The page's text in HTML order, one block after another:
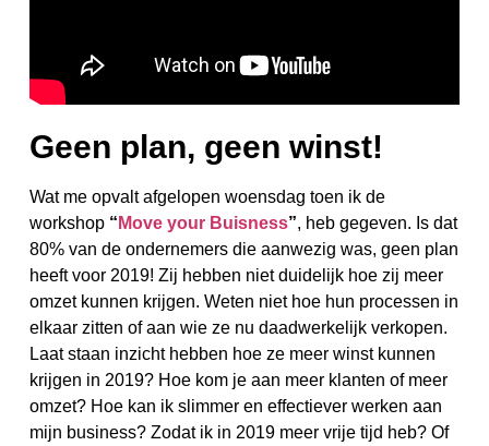
Geen plan, geen winst!
Wat me opvalt afgelopen woensdag toen ik de
workshop “ Move your Buisness”, heb gegeven. Is dat
80% van de ondernemers die aanwezig was, geen plan
heeft voor 2019! Zij hebben niet duidelijk hoe zij meer
omzet kunnen krijgen. Weten niet hoe hun processen in
elkaar zitten of aan wie ze nu daadwerkelijk verkopen.
Laat staan inzicht hebben hoe ze meer winst kunnen
krijgen in 2019? Hoe kom je aan meer klanten of meer
omzet? Hoe kan ik slimmer en effectiever werken aan
mijn business? Zodat ik in 2019 meer vrije tijd heb? Of